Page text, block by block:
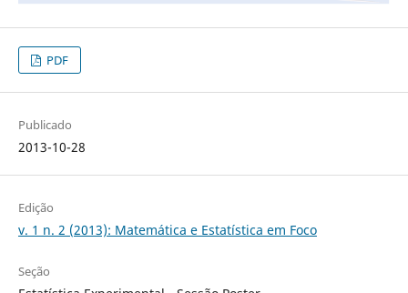
PDF
Publicado
2013-10-28
Edição
v. 1 n. 2 (2013): Matemática e Estatística em Foco
Seção